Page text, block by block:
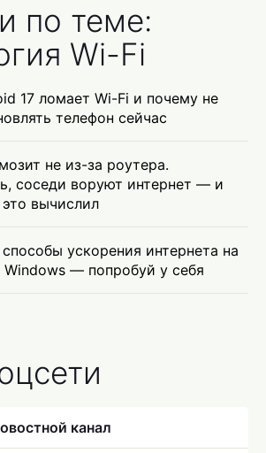
по теме:
Wi-Fi
17 ломает Wi-Fi и почему не
телефон сейчас
не из-за роутера.
соседи воруют интернет — и
это вычислил
ускорения интернета на
Windows — попробуй у себя
канал